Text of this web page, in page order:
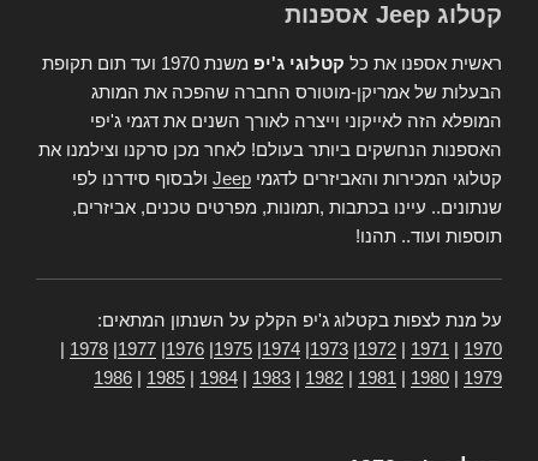
קטלוג Jeep אספנות
ראשית אספנו את כל קטלוגי ג'יפ
משנת 1970 ועד תום תקופת
הבעלות של אמריקן-מוטורס החברה שהפכה את המותג
המופלא הזה לאייקוני וייצרה לאורך השנים את דגמי ג'יפי
האספנות הנחשקים ביותר בעולם! לאחר מכן סרקנו וצילמנו את
קטלוגי המכירות והאביזרים לדגמי Jeep ולבסוף סידרנו לפי
שנתונים.. עיינו בכתבות ,תמונות, מפרטים טכנים, אביזרים,
תוספות ועוד.. תהנו!
על מנת לצפות בקטלוג ג'יפ הקלק על השנתון המתאים:
1970
1971
1972
1973
1974
1975
1976
1977
1978
1979
1980
1981
1982
1983
1984
1985
1986